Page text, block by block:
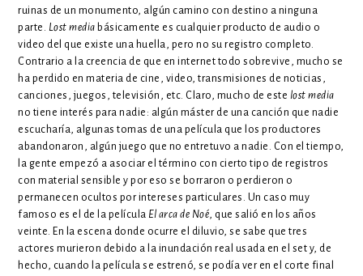
ruinas de un monumento, algún camino con destino a ninguna
parte. Lost media básicamente es cualquier producto de audio o
video del que existe una huella, pero no su registro completo.
Contrario a la creencia de que en internet todo sobrevive, mucho se
ha perdido en materia de cine, video, transmisiones de noticias,
canciones, juegos, televisión, etc. Claro, mucho de este lost media
no tiene interés para nadie: algún máster de una canción que nadie
escucharía, algunas tomas de una película que los productores
abandonaron, algún juego que no entretuvo a nadie. Con el tiempo,
la gente empezó a asociar el término con cierto tipo de registros
con material sensible y por eso se borraron o perdieron o
permanecen ocultos por intereses particulares. Un caso muy
famoso es el de la película El arca de Noé, que salió en los años
veinte. En la escena donde ocurre el diluvio, se sabe que tres
actores murieron debido a la inundación real usada en el set y, de
hecho, cuando la película se estrenó, se podía ver en el corte final